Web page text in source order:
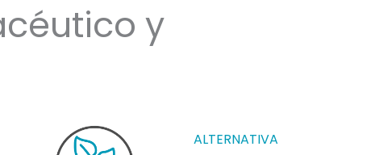
y
ALTERNATIVA